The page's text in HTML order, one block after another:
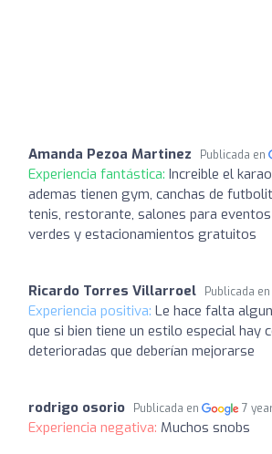
Amanda Pezoa Martinez Publicada en
Experiencia fantástica: Increible el
ademas tienen gym, canchas de
tenis, restorante, salones para
verdes y estacionamientos gratuitos
Ricardo Torres Villarroel Publicada en
Experiencia positiva: Le hace falta
que si bien tiene un estilo especial hay
deterioradas que deberían mejorarse
rodrigo osorio Publicada en 7
Experiencia negativa: Muchos snobs